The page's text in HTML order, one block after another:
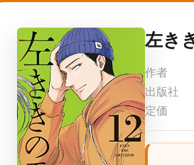
左き
作者
出版社
定価